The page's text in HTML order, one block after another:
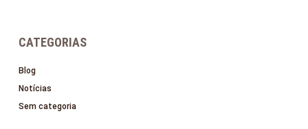
CATEGORIAS
Blog
Notícias
Sem categoria